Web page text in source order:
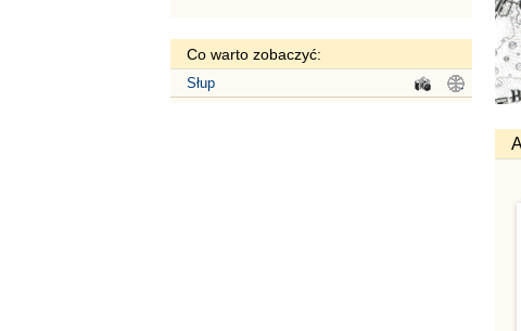
Co warto zobaczyć:
Słup ..